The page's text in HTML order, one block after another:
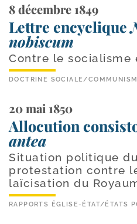
8 décembre 1849
Lettre encyclique
nobiscum
Contre le socialisme
DOCTRINE SOCIALE/
20 mai 1850
Allocution
antea
Situation politique
protestation contre
laïcisation du
RAPPORTS ÉGLISE-ÉTAT/ÉTATS